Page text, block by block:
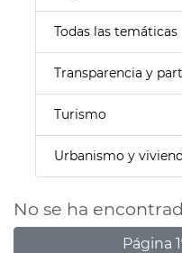
Todas las temáticas
Transparencia y
Turismo
Urbanismo y
No se ha
Página